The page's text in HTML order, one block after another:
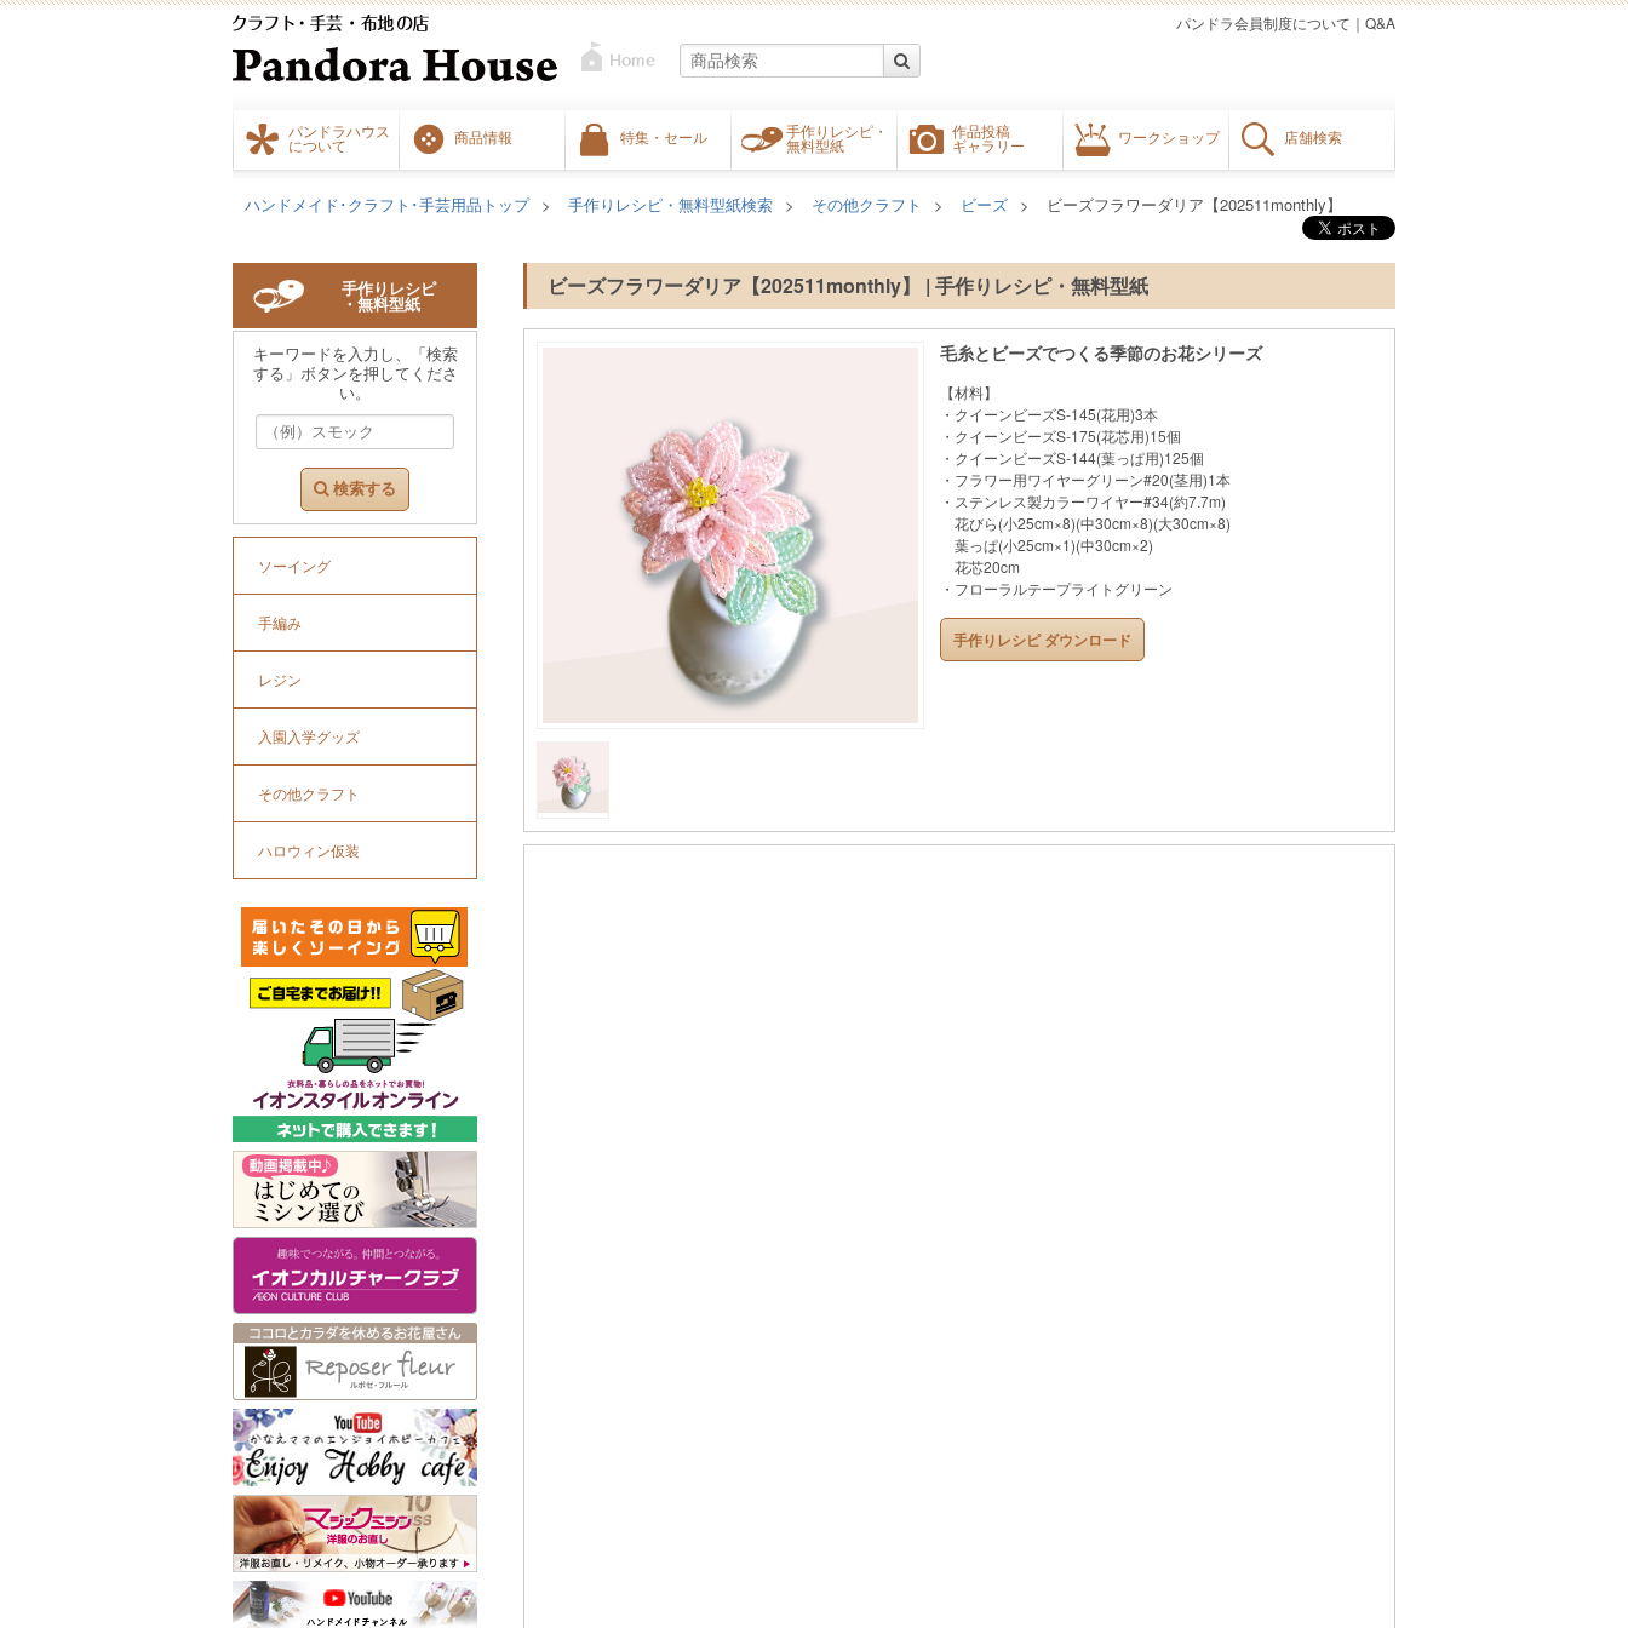
パンドラハウス
について
商品情報 特集・セール
手作りレシピ・
無料型紙
作品投稿
ギャラリー
ワークショップ 店舗検索
Q&A
｜
パンドラ会員制度について
ハンドメイド･クラフト･手芸用品トップ 手作りレシピ・無料型紙検索 その他クラフト ビーズ ビーズフラワーダリア【202511monthly】
ビーズフラワーダリア【202511monthly】 | 手作りレシピ・無料型紙
毛糸とビーズでつくる季節のお花シリーズ
【材料】
・クイーンビーズS-145(花用)3本
・クイーンビーズS-175(花芯用)15個
・クイーンビーズS-144(葉っぱ用)125個
・フラワー用ワイヤーグリーン#20(茎用)1本
・ステンレス製カラーワイヤー#34(約7.7m)
花びら(小25cm×8)(中30cm×8)(大30cm×8)
葉っぱ(小25cm×1)(中30cm×2)
花芯20cm
・フローラルテープライトグリーン
手作りレシピ ダウンロード
手作りレシピ
・無料型紙
キーワードを入力し、「検索
する」ボタンを押してくださ
い。
検索する
ソーイング
手編み
レジン
入園入学グッズ
その他クラフト
ハロウィン仮装